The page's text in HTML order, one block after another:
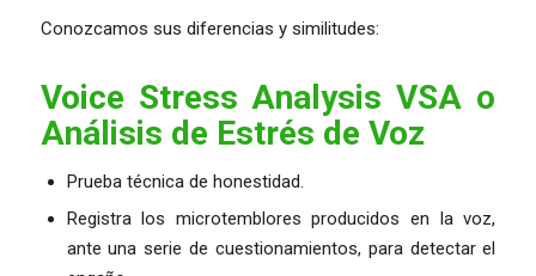
Conozcamos sus diferencias y similitudes:
Voice Stress Analysis VSA o
Análisis de Estrés de Voz
Prueba técnica de honestidad.
Registra los microtemblores producidos en la voz,
ante una serie de cuestionamientos, para detectar el